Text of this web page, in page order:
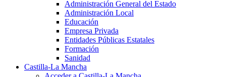
Administración General del Estado
Administración Local
Educación
Empresa Privada
Entidades Públicas Estatales
Formación
Sanidad
Castilla-La Mancha